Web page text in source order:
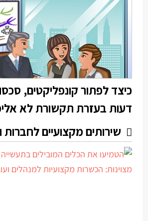
כיצד לפתור קונפליקטים,
דעות בעזרת תקשורת לא
שירותים מקצועיים לחברות